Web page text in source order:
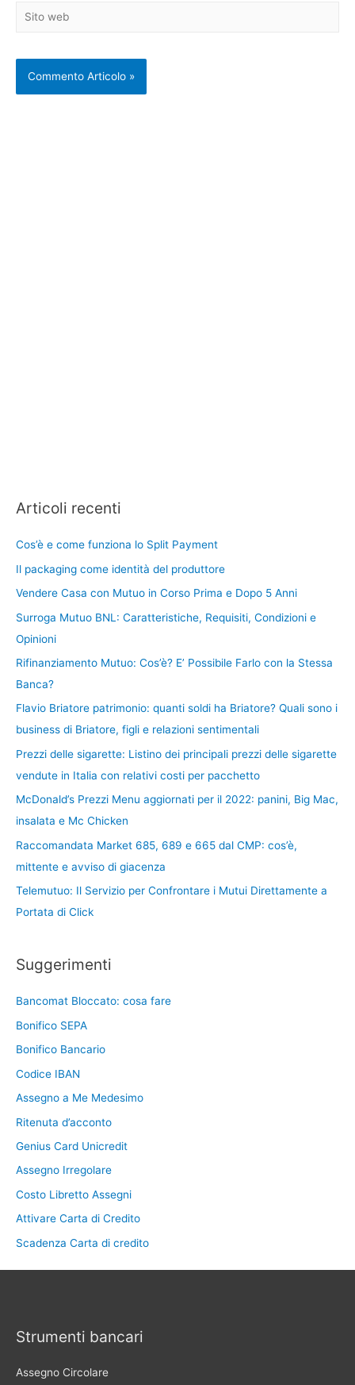
Sito
Articoli recenti
Cos’è e come funziona lo Split Payment
Il packaging come identità del produttore
Vendere Casa con Mutuo in Corso Prima e Dopo 5 Anni
Surroga Mutuo BNL: Caratteristiche, Requisiti, Condizioni e
Opinioni
Rifinanziamento Mutuo: Cos’è? E’ Possibile Farlo con la Stessa
Banca?
Flavio Briatore patrimonio: quanti soldi ha Briatore? Quali sono i
business di Briatore, figli e relazioni sentimentali
Prezzi delle sigarette: Listino dei principali prezzi delle sigarette
vendute in Italia con relativi costi per pacchetto
McDonald’s Prezzi Menu aggiornati per il 2022: panini, Big Mac,
insalata e Mc Chicken
Raccomandata Market 685, 689 e 665 dal CMP: cos’è,
mittente e avviso di giacenza
Telemutuo: Il Servizio per Confrontare i Mutui Direttamente a
Portata di Click
Suggerimenti
Bancomat Bloccato: cosa fare
Bonifico SEPA
Bonifico Bancario
Codice IBAN
Assegno a Me Medesimo
Ritenuta d’acconto
Genius Card Unicredit
Assegno Irregolare
Costo Libretto Assegni
Attivare Carta di Credito
Scadenza Carta di credito
Strumenti bancari
Assegno Circolare